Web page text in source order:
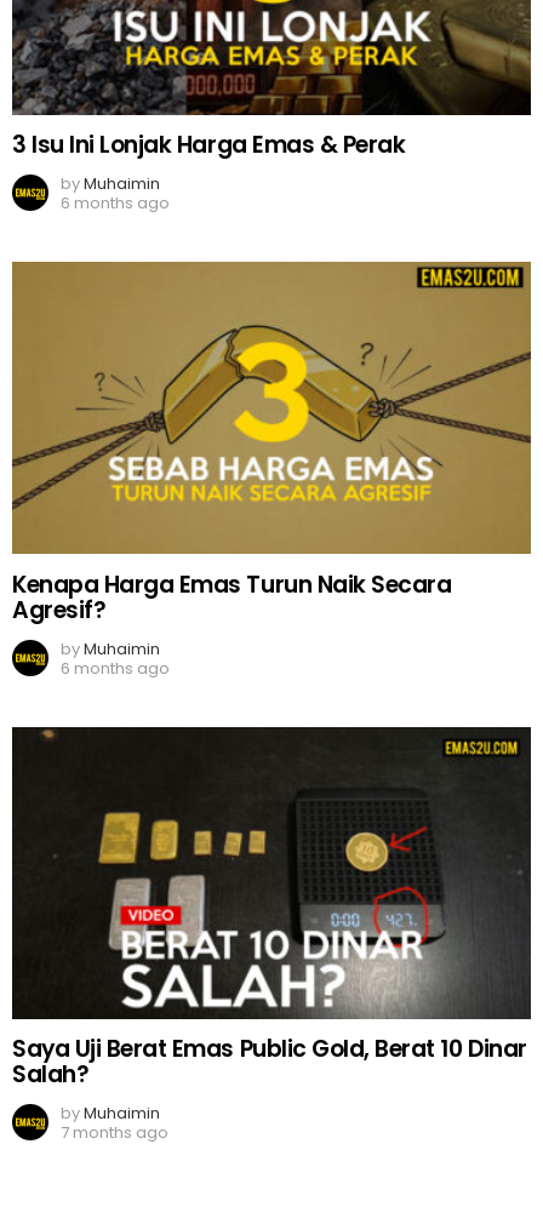
3 Isu Ini Lonjak Harga Emas & Perak
byMuhaimin
6 months ago
Kenapa Harga Emas Turun Naik Secara
Agresif?
byMuhaimin
6 months ago
Saya Uji Berat Emas Public Gold, Berat 10 Dinar
Salah?
byMuhaimin
7 months ago